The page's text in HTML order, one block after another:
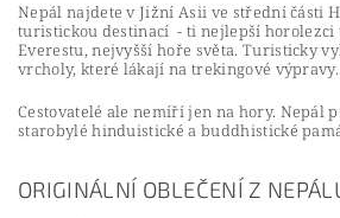
Nepál najdete v Jižní Asii ve střední části
turistickou destinací - ti nejlepší horolezci
Everestu, nejvyšší hoře světa. Turisticky
vrcholy, které lákají na trekingové výpravy.
Cestovatelé ale nemíří jen na hory. Nepál
starobylé hinduistické a buddhistické
ORIGINÁLNÍ OBLEČENÍ Z